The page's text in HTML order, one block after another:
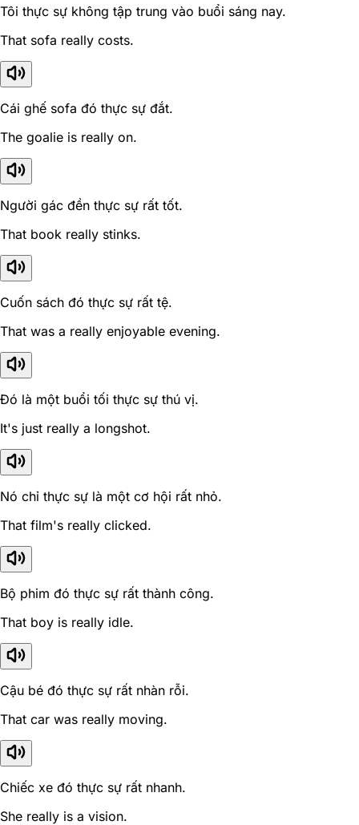
Tôi thực sự không tập trung vào buổi sáng nay.
That sofa really costs.
Cái ghế sofa đó thực sự đắt.
The goalie is really on.
Người gác đền thực sự rất tốt.
That book really stinks.
Cuốn sách đó thực sự rất tệ.
That was a really enjoyable evening.
Đó là một buổi tối thực sự thú vị.
It's just really a longshot.
Nó chỉ thực sự là một cơ hội rất nhỏ.
That film's really clicked.
Bộ phim đó thực sự rất thành công.
That boy is really idle.
Cậu bé đó thực sự rất nhàn rỗi.
That car was really moving.
Chiếc xe đó thực sự rất nhanh.
She really is a vision.